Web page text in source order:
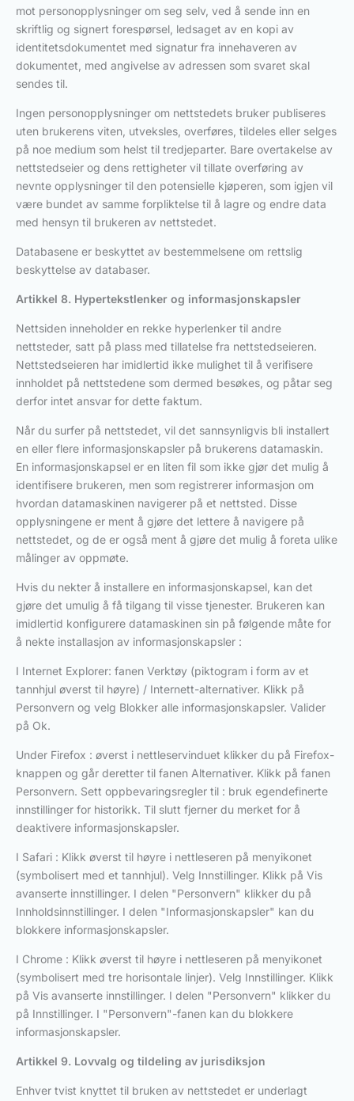
mot personopplysninger om seg selv, ved å sende inn en
skriftlig og signert forespørsel, ledsaget av en kopi av
identitetsdokumentet med signatur fra innehaveren av
dokumentet, med angivelse av adressen som svaret skal
sendes til.
Ingen personopplysninger om nettstedets bruker publiseres
uten brukerens viten, utveksles, overføres, tildeles eller selges
på noe medium som helst til tredjeparter. Bare overtakelse av
nettstedseier og dens rettigheter vil tillate overføring av
nevnte opplysninger til den potensielle kjøperen, som igjen vil
være bundet av samme forpliktelse til å lagre og endre data
med hensyn til brukeren av nettstedet.
Databasene er beskyttet av bestemmelsene om rettslig
beskyttelse av databaser.
Artikkel 8. Hypertekstlenker og informasjonskapsler
Nettsiden inneholder en rekke hyperlenker til andre
nettsteder, satt på plass med tillatelse fra nettstedseieren.
Nettstedseieren har imidlertid ikke mulighet til å verifisere
innholdet på nettstedene som dermed besøkes, og påtar seg
derfor intet ansvar for dette faktum.
Når du surfer på nettstedet, vil det sannsynligvis bli installert
en eller flere informasjonskapsler på brukerens datamaskin.
En informasjonskapsel er en liten fil som ikke gjør det mulig å
identifisere brukeren, men som registrerer informasjon om
hvordan datamaskinen navigerer på et nettsted. Disse
opplysningene er ment å gjøre det lettere å navigere på
nettstedet, og de er også ment å gjøre det mulig å foreta ulike
målinger av oppmøte.
Hvis du nekter å installere en informasjonskapsel, kan det
gjøre det umulig å få tilgang til visse tjenester. Brukeren kan
imidlertid konfigurere datamaskinen sin på følgende måte for
å nekte installasjon av informasjonskapsler :
I Internet Explorer: fanen Verktøy (piktogram i form av et
tannhjul øverst til høyre) / Internett-alternativer. Klikk på
Personvern og velg Blokker alle informasjonskapsler. Valider
på Ok.
Under Firefox : øverst i nettleservinduet klikker du på Firefox-
knappen og går deretter til fanen Alternativer. Klikk på fanen
Personvern. Sett oppbevaringsregler til : bruk egendefinerte
innstillinger for historikk. Til slutt fjerner du merket for å
deaktivere informasjonskapsler.
I Safari : Klikk øverst til høyre i nettleseren på menyikonet
(symbolisert med et tannhjul). Velg Innstillinger. Klikk på Vis
avanserte innstillinger. I delen "Personvern" klikker du på
Innholdsinnstillinger. I delen "Informasjonskapsler" kan du
blokkere informasjonskapsler.
I Chrome : Klikk øverst til høyre i nettleseren på menyikonet
(symbolisert med tre horisontale linjer). Velg Innstillinger. Klikk
på Vis avanserte innstillinger. I delen "Personvern" klikker du
på Innstillinger. I "Personvern"-fanen kan du blokkere
informasjonskapsler.
Artikkel 9. Lovvalg og tildeling av jurisdiksjon
Enhver tvist knyttet til bruken av nettstedet er underlagt